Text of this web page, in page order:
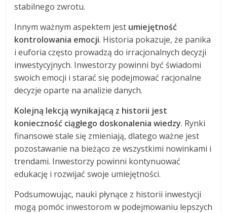
stabilnego zwrotu.
Innym ważnym aspektem jest umiejętność
kontrolowania emocji. Historia pokazuje, że panika
i euforia często prowadzą do irracjonalnych decyzji
inwestycyjnych. Inwestorzy powinni być świadomi
swoich emocji i starać się podejmować racjonalne
decyzje oparte na analizie danych.
Kolejną lekcją wynikającą z historii jest
konieczność ciągłego doskonalenia wiedzy. Rynki
finansowe stale się zmieniają, dlatego ważne jest
pozostawanie na bieżąco ze wszystkimi nowinkami i
trendami. Inwestorzy powinni kontynuować
edukację i rozwijać swoje umiejętności.
Podsumowując, nauki płynące z historii inwestycji
mogą pomóc inwestorom w podejmowaniu lepszych